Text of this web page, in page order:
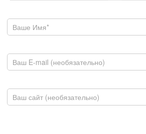
Ваше имя
E-mail
Домашняя страница